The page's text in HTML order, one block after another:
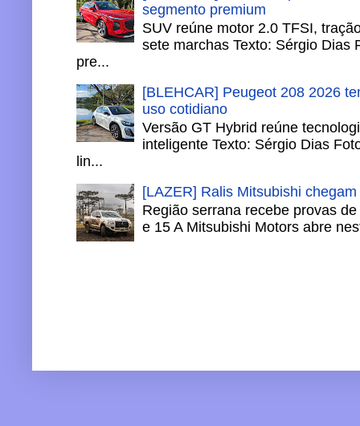
segmento premium
SUV reúne motor 2.0 TFSI,
sete marchas Texto: Sérgio Dias
pre...
[BLEHCAR] Peugeot 208 2026
uso cotidiano
Versão GT Hybrid reúne
inteligente Texto: Sérgio Dias
lin...
[LAZER] Ralis Mitsubishi
Região serrana recebe provas
e 15 A Mitsubishi Motors abre